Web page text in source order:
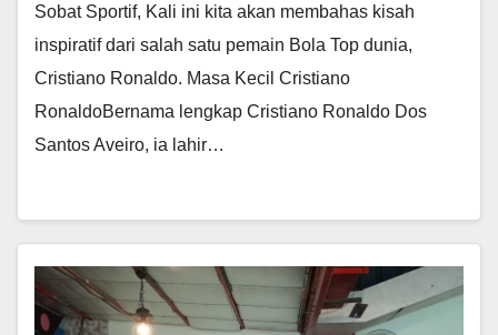
Sobat Sportif, Kali ini kita akan membahas kisah
inspiratif dari salah satu pemain Bola Top dunia,
Cristiano Ronaldo. Masa Kecil Cristiano
RonaldoBernama lengkap Cristiano Ronaldo Dos
Santos Aveiro, ia lahir…